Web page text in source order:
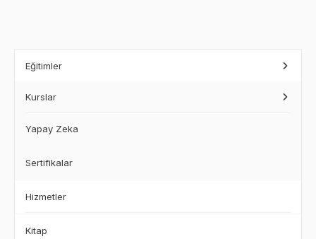
Eğitimler
Kurslar
Yapay Zeka
Sertifikalar
Hizmetler
Kitap